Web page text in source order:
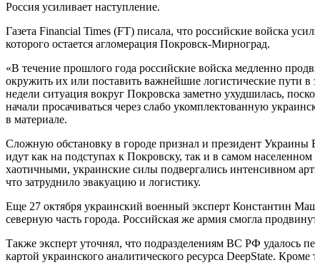
Россия усиливает наступление.
Газета Financial Times (FT) писала, что российские войска
которого остается агломерация Покровск-Мирноград.
«В течение прошлого года российские войска медленно
окружить их или поставить важнейшие логистические пути
недели ситуация вокруг Покровска заметно ухудшилась,
начали просачиваться через слабо укомплектованную
в материале.
Сложную обстановку в городе признал и президент
идут как на подступах к Покровску, так и в самом
хаотичными, украинские силы подвергались интенсивном
что затруднило эвакуацию и логистику.
Еще 27 октября украинский военный эксперт Константин
северную часть города. Российская же армия смогла
Также эксперт уточнял, что подразделениям ВС РФ удалось
картой украинского аналитического ресурса DeepState.